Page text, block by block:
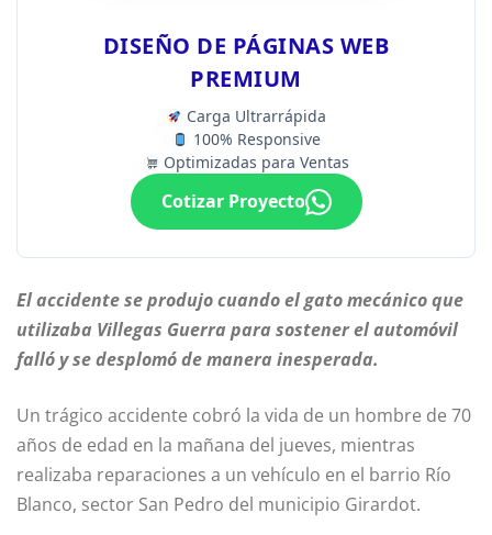
DISEÑO DE PÁGINAS WEB
PREMIUM
Carga Ultrarrápida
100% Responsive
Optimizadas para Ventas
Cotizar Proyecto
El accidente se produjo cuando el gato mecánico que
utilizaba Villegas Guerra para sostener el automóvil
falló y se desplomó de manera inesperada.
Un trágico accidente cobró la vida de un hombre de 70
años de edad en la mañana del jueves, mientras
realizaba reparaciones a un vehículo en el barrio Río
Blanco, sector San Pedro del municipio Girardot.